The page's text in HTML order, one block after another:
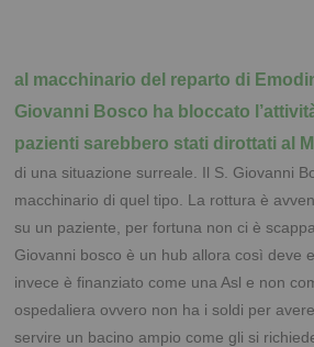
al macchinario del reparto di
Giovanni Bosco ha bloccato
pazienti sarebbero stati dirottati al
di una situazione surreale. Il S. Giovanni
macchinario di quel tipo. La rottura è
su un paziente, per fortuna non ci è
Giovanni bosco è un hub allora così deve
invece è finanziato come una Asl e non
ospedaliera ovvero non ha i soldi per
servire un bacino ampio come gli si